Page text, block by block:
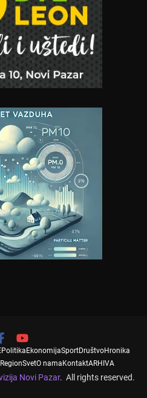
Politika EkonomijaSportDruštvoHronika
RegionSvetO nama KontaktARHIVA
Novi Pazar. All rights reserved.